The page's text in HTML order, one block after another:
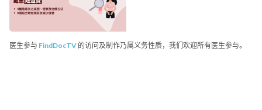
医生参与 FindDocTV 的访问及制作乃属义务性质，我们欢迎所有医生参与。